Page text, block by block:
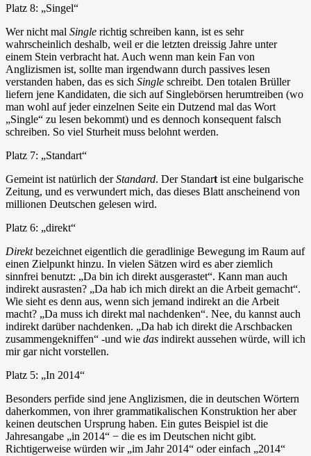
Platz 8: „Singel“
Wer nicht mal Single richtig schreiben kann, ist es sehr
wahrscheinlich deshalb, weil er die letzten dreissig Jahre unter
einem Stein verbracht hat. Auch wenn man kein Fan von
Anglizismen ist, sollte man irgendwann durch passives lesen
verstanden haben, das es sich Single schreibt. Den totalen Brüller
liefern jene Kandidaten, die sich auf Singlebörsen herumtreiben (wo
man wohl auf jeder einzelnen Seite ein Dutzend mal das Wort
„Single“ zu lesen bekommt) und es dennoch konsequent falsch
schreiben. So viel Sturheit muss belohnt werden.
Platz 7: „Standart“
Gemeint ist natürlich derStandard. Der Standart ist eine bulgarische
Zeitung, und es verwundert mich, das dieses Blatt anscheinend von
millionen Deutschen gelesen wird.
Platz 6: „direkt“
Direktbezeichnet eigentlich die geradlinige Bewegung im Raum auf
einen Zielpunkt hinzu. In vielen Sätzen wird es aber ziemlich
sinnfrei benutzt: „Da bin ich direkt ausgerastet“. Kann man auch
indirekt ausrasten? „Da hab ich mich direkt an die Arbeit gemacht“.
Wie sieht es denn aus, wenn sich jemand indirekt an die Arbeit
macht? „Da muss ich direkt mal nachdenken“. Nee, du kannst auch
indirekt darüber nachdenken. „Da hab ich direkt die Arschbacken
zusammengekniffen“ -und wie das indirekt aussehen würde, will ich
mir gar nicht vorstellen.
Platz 5: „In 2014“
Besonders perfide sind jene Anglizismen, die in deutschen Wörtern
daherkommen, von ihrer grammatikalischen Konstruktion her aber
keinen deutschen Ursprung haben. Ein gutes Beispiel ist die
Jahresangabe „in 2014“ − die es im Deutschen nicht gibt.
Richtigerweise würden wir „im Jahr 2014“ oder einfach „2014“